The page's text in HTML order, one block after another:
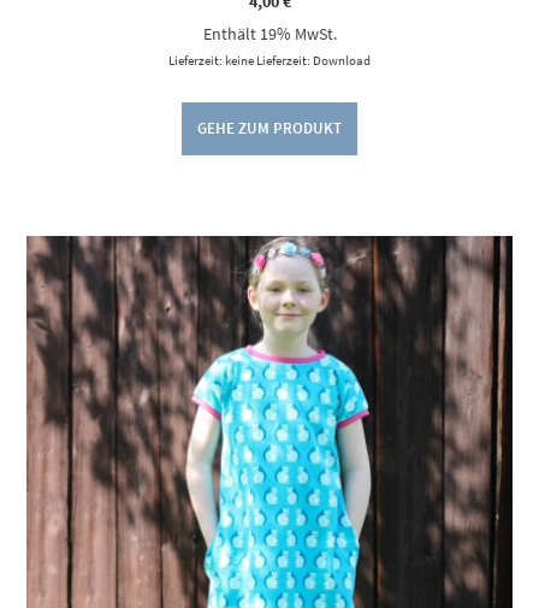
Enthält 19% MwSt.
Lieferzeit: keine Lieferzeit: Download
GEHE ZUM PRODUKT